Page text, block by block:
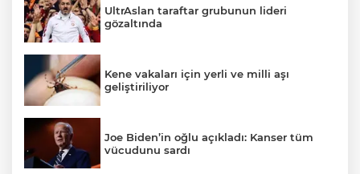
UltrAslan taraftar grubunun lideri
gözaltında
Kene vakaları için yerli ve milli aşı
geliştiriliyor
Joe Biden’in oğlu açıkladı: Kanser tüm
vücudunu sardı